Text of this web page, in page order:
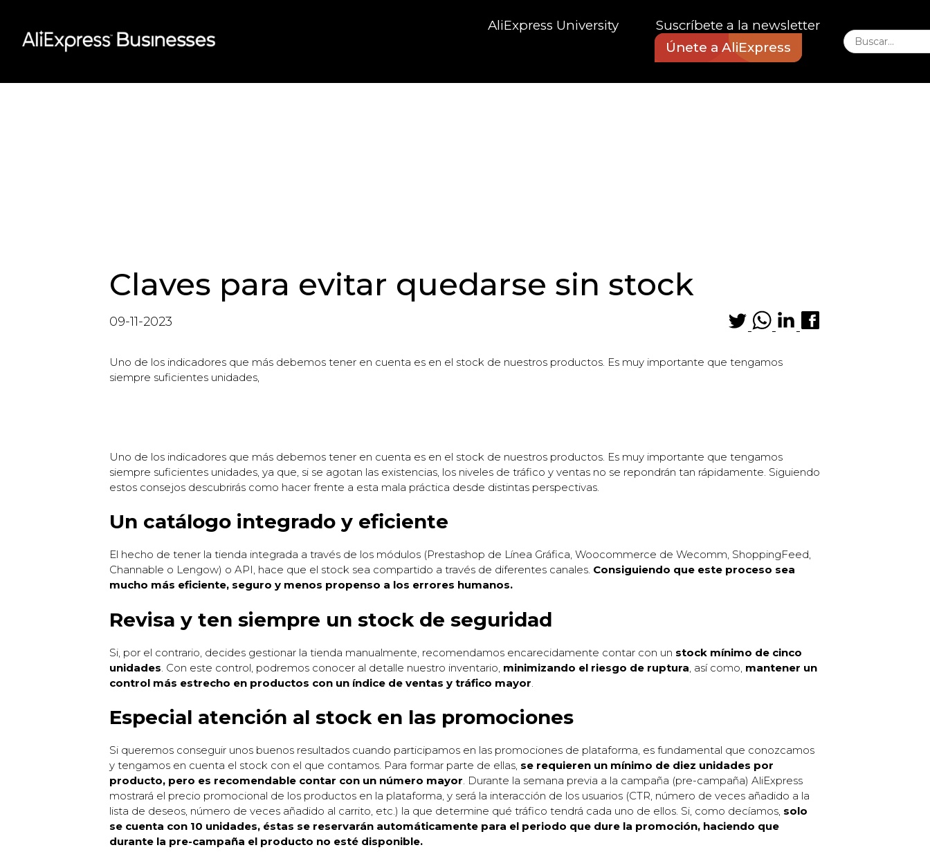
content
AliExpress University
Suscríbete a la newsletter
Únete a AliExpress
Claves para evitar quedarse sin stock
09-11-2023
Uno de los indicadores que más debemos tener en cuenta es en el stock de nuestros productos. Es muy importante que tengamos
siempre suficientes unidades,
Uno de los indicadores que más debemos tener en cuenta es en el stock de nuestros productos. Es muy importante que tengamos
siempre suficientes unidades, ya que, si se agotan las existencias, los niveles de tráfico y ventas no se repondrán tan rápidamente. Siguiendo
estos consejos descubrirás como hacer frente a esta mala práctica desde distintas perspectivas.
Un catálogo integrado y eficiente
El hecho de tener la tienda integrada a través de los módulos (Prestashop de Línea Gráfica, Woocommerce de Wecomm, ShoppingFeed,
Channable o Lengow) o API, hace que el stock sea compartido a través de diferentes canales. Consiguiendo que este proceso sea
mucho más eficiente, seguro y menos propenso a los errores humanos.
Revisa y ten siempre un stock de seguridad
Si, por el contrario, decides gestionar la tienda manualmente, recomendamos encarecidamente contar con un stock mínimo de cinco
unidades . Con este control, podremos conocer al detalle nuestro inventario, minimizando el riesgo de ruptura , así como, mantener un
control más estrecho en productos con un índice de ventas y tráfico mayor
Especial atención al stock en las promociones
Si queremos conseguir unos buenos resultados cuando participamos en las promociones de plataforma, es fundamental que conozcamos
y tengamos en cuenta el stock con el que contamos. Para formar parte de ellas, se requieren un mínimo de diez unidades por
producto, pero es recomendable contar con un número mayor. Durante la semana previa a la campaña (pre-campaña) AliExpress
mostrará el precio promocional de los productos en la plataforma, y será la interacción de los usuarios (CTR, número de veces añadido a la
lista de deseos, número de veces añadido al carrito, etc.) la que determine qué tráfico tendrá cada uno de ellos. Si, como decíamos, solo
se cuenta con 10 unidades, éstas se reservarán automáticamente para el periodo que dure la promoción, haciendo que
durante la pre-campaña el producto no esté disponible.